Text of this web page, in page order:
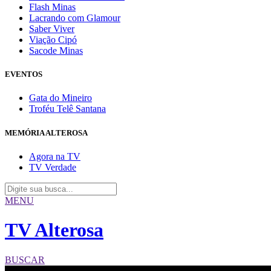
Flash Minas
Lacrando com Glamour
Saber Viver
Viação Cipó
Sacode Minas
EVENTOS
Gata do Mineiro
Troféu Telê Santana
MEMÓRIA ALTEROSA
Agora na TV
TV Verdade
MENU
TV Alterosa
BUSCAR